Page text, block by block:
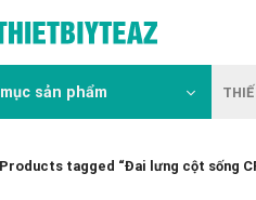
sản phẩm
Products tagged “Đai lưng cột sống